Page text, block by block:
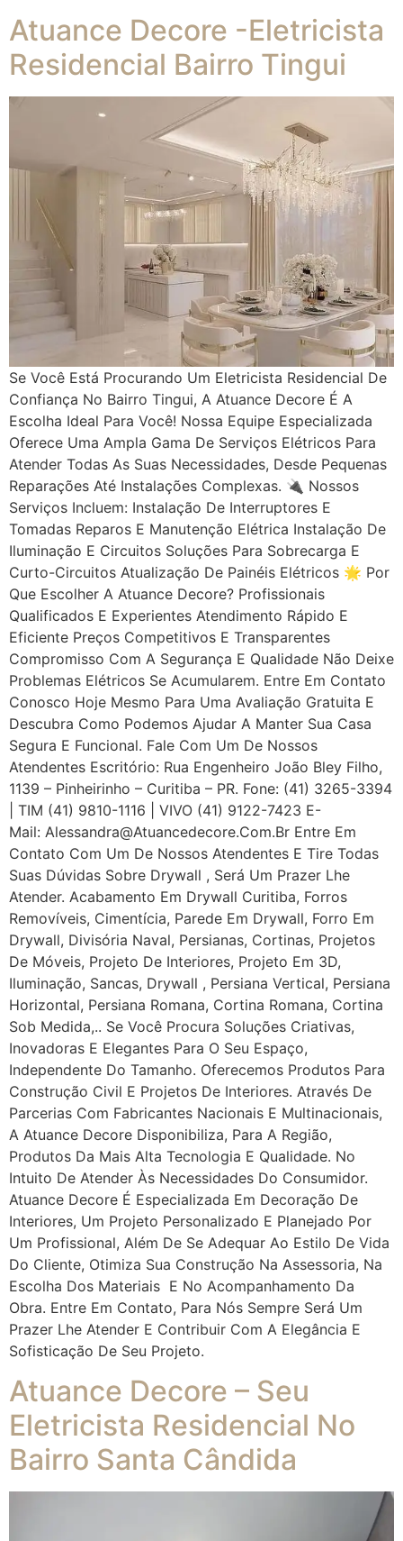
Atuance Decore -Eletricista
Residencial Bairro Tingui
Se Você Está Procurando Um Eletricista Residencial De
Confiança No Bairro Tingui, A Atuance Decore É A
Escolha Ideal Para Você! Nossa Equipe Especializada
Oferece Uma Ampla Gama De Serviços Elétricos Para
Atender Todas As Suas Necessidades, Desde Pequenas
Reparações Até Instalações Complexas. 🔌 Nossos
Serviços Incluem: Instalação De Interruptores E
Tomadas Reparos E Manutenção Elétrica Instalação De
Iluminação E Circuitos Soluções Para Sobrecarga E
Curto-Circuitos Atualização De Painéis Elétricos 🌟 Por
Que Escolher A Atuance Decore? Profissionais
Qualificados E Experientes Atendimento Rápido E
Eficiente Preços Competitivos E Transparentes
Compromisso Com A Segurança E Qualidade Não Deixe
Problemas Elétricos Se Acumularem. Entre Em Contato
Conosco Hoje Mesmo Para Uma Avaliação Gratuita E
Descubra Como Podemos Ajudar A Manter Sua Casa
Segura E Funcional. Fale Com Um De Nossos
Atendentes Escritório: Rua Engenheiro João Bley Filho,
1139 – Pinheirinho – Curitiba – PR. Fone: (41) 3265-3394
| TIM (41) 9810-1116 | VIVO (41) 9122-7423 E-
Mail: Alessandra@atuancedecore.com.br Entre Em
Contato Com Um De Nossos Atendentes E Tire Todas
Suas Dúvidas Sobre Drywall ‎, Será Um Prazer Lhe
Atender. Acabamento Em Drywall Curitiba, Forros
Removíveis, Cimentícia, Parede Em Drywall, Forro Em
Drywall, Divisória Naval, Persianas, Cortinas, Projetos
De Móveis, Projeto De Interiores, Projeto Em 3D,
Iluminação, Sancas, Drywall , Persiana Vertical, Persiana
Horizontal, Persiana Romana, Cortina Romana, Cortina
Sob Medida,.. Se Você Procura Soluções Criativas,
Inovadoras E Elegantes Para O Seu Espaço,
Independente Do Tamanho. Oferecemos Produtos Para
Construção Civil E Projetos De Interiores. Através De
Parcerias Com Fabricantes Nacionais E Multinacionais,
A Atuance Decore Disponibiliza, Para A Região,
Produtos Da Mais Alta Tecnologia E Qualidade. No
Intuito De Atender Às Necessidades Do Consumidor.
Atuance Decore É Especializada Em Decoração De
Interiores, Um Projeto Personalizado E Planejado Por
Um Profissional, Além De Se Adequar Ao Estilo De Vida
Do Cliente, Otimiza Sua Construção Na Assessoria, Na
Escolha Dos Materiais E No Acompanhamento Da
Obra. Entre Em Contato, Para Nós Sempre Será Um
Prazer Lhe Atender E Contribuir Com A Elegância E
Sofisticação De Seu Projeto.
Atuance Decore – Seu
Eletricista Residencial No
Bairro Santa Cândida